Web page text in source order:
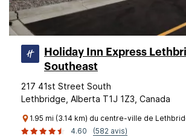
Holiday Inn Express
Southeast
217 41st Street South
Lethbridge, Alberta T1J 1Z3, Canada
1.95 mi (3.14 km) du centre-ville de
4.60
(582 avis)